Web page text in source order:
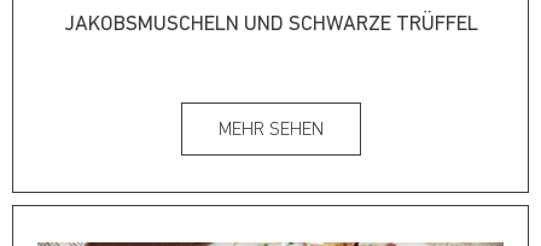
JAKOBSMUSCHELN UND SCHWARZE TRÜFFEL
MEHR SEHEN